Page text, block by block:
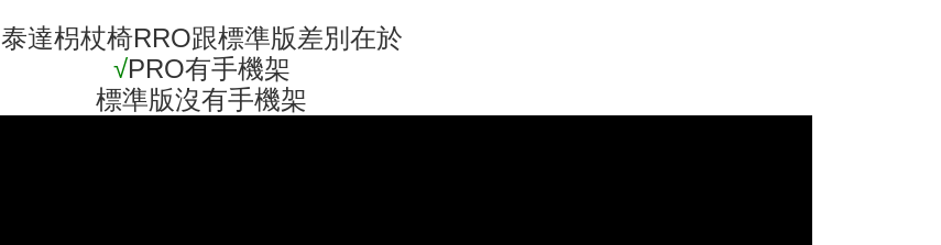
泰達枴杖椅RRO跟標準版差別在於
√PRO有手機架
標準版沒有手機架